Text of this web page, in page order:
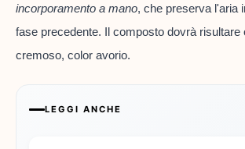
incorporamento a mano, che preserva l'aria
fase precedente. Il composto dovrà risultare
cremoso, color avorio.
LEGGI ANCHE